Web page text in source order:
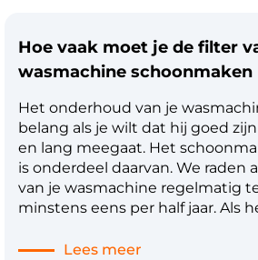
Hoe vaak moet je de filter
wasmachine schoonmaken
Het onderhoud van je
belang als je wilt dat hij goed
en lang meegaat. Het
is onderdeel daarvan. We raden
van je wasmachine regelmatig
minstens eens per half jaar. Als
worden. Daardoor zal er water in
Lees meer